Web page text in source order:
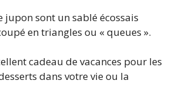
jupon sont un sablé écossais
en triangles ou « queues ».
cadeau de vacances pour les
dans votre vie ou la